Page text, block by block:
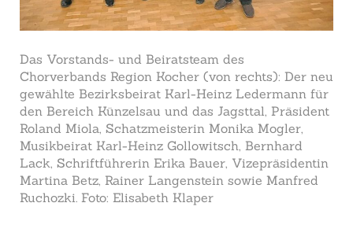
Das Vorstands- und Beiratsteam des
Chorverbands Region Kocher (von rechts): Der neu
gewählte Bezirksbeirat Karl-Heinz Ledermann für
den Bereich Künzelsau und das Jagsttal, Präsident
Roland Miola, Schatzmeisterin Monika Mogler,
Musikbeirat Karl-Heinz Gollowitsch, Bernhard
Lack, Schriftführerin Erika Bauer, Vizepräsidentin
Martina Betz, Rainer Langenstein sowie Manfred
Ruchozki. Foto: Elisabeth Klaper